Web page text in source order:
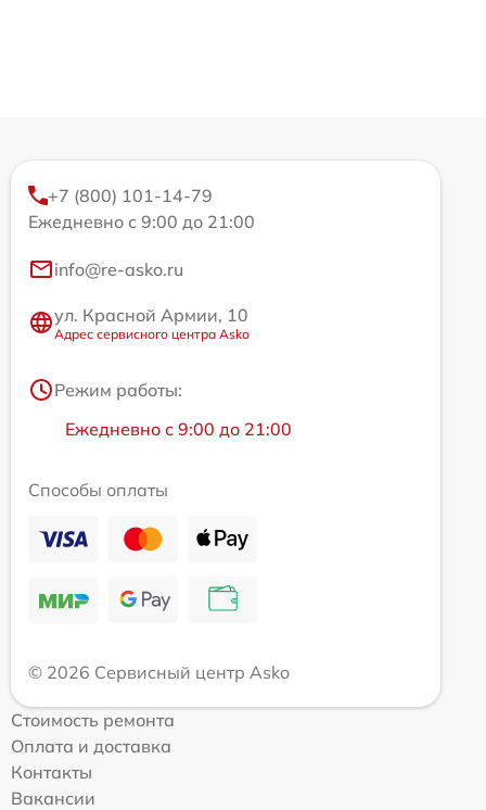
+7 (800) 101-14-79
Ежедневно с 9:00 до 21:00
info@re-asko.ru
ул. Красной Армии, 10
Адрес сервисного центра Asko
Режим работы:
Ежедневно с 9:00 до 21:00
Способы оплаты
© 2026 Сервисный центр Asko
Стоимость ремонта
Оплата и доставка
Контакты
Вакансии